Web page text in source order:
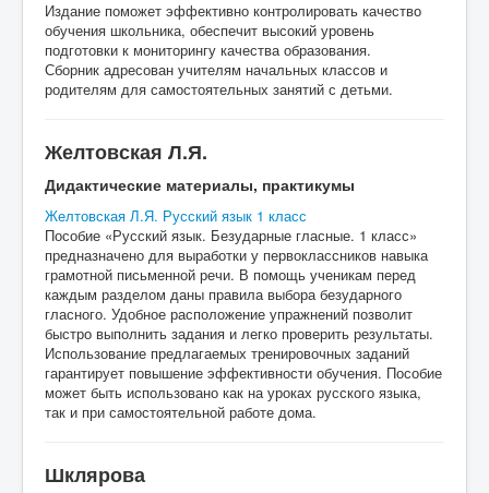
Издание поможет эффективно контролировать качество
обучения школьника, обеспечит высокий уровень
подготовки к мониторингу качества образования.
Сборник адресован учителям начальных классов и
родителям для самостоятельных занятий с детьми.
Желтовская Л.Я.
Дидактические материалы, практикумы
Желтовская Л.Я. Русский язык 1 класс
Пособие «Русский язык. Безударные гласные. 1 класс»
предназначено для выработки у первоклассников навыка
грамотной письменной речи. В помощь ученикам перед
каждым разделом даны правила выбора безударного
гласного. Удобное расположение упражнений позволит
быстро выполнить задания и легко проверить результаты.
Использование предлагаемых тренировочных заданий
гарантирует повышение эффективности обучения. Пособие
может быть использовано как на уроках русского языка,
так и при самостоятельной работе дома.
Шклярова